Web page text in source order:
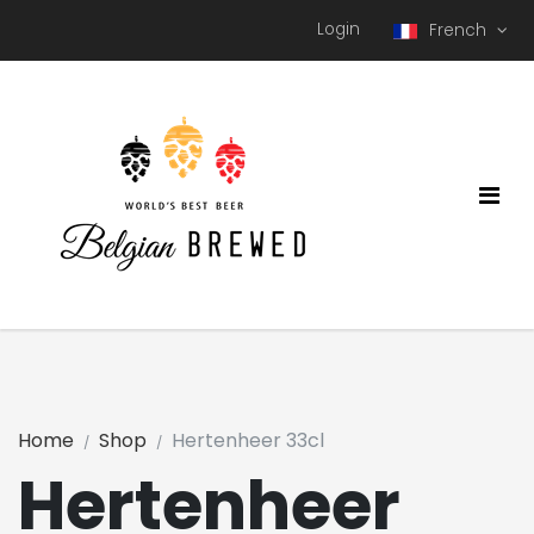
Login French
Hertenheer
Home Shop Hertenheer 33cl